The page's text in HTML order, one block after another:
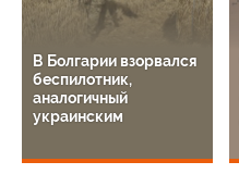
В Болгарии взорвался
беспилотник,
аналогичный
украинским